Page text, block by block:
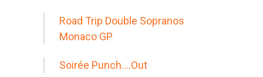
Road Trip Double Sopranos
Monaco GP
Soirée Punch….Out